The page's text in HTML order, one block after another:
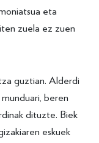
eta
zuela ez zuen
guztian. Alderdi
beren
dituzte. Biek
eskuek